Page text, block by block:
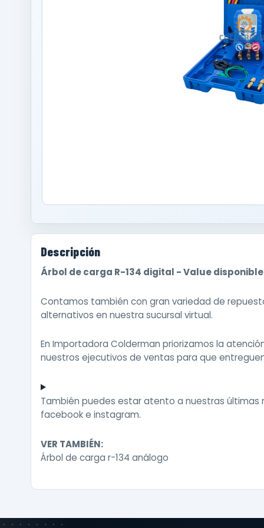
Descripción
Árbol de carga R-134 digital - Value
Contamos también con gran variedad de
alternativos en nuestra sucursal virtual.
En Importadora Colderman priorizamos la
nuestros ejecutivos de ventas para que
También puedes estar atento a nuestras últimas
facebooke instagram.
VER TAMBIÉN:
Árbol de carga r-134 análogo